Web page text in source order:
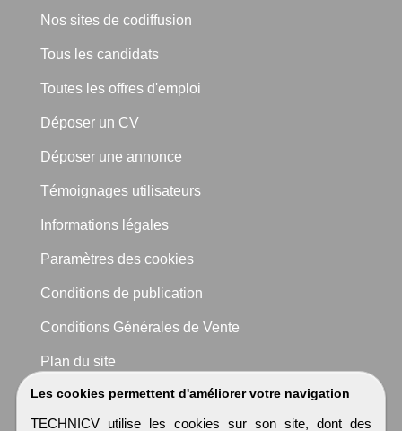
Les cookies permettent d'améliorer votre navigation
TECHNICV utilise les cookies sur son site, dont des
Nos sites de codiffusion
Tous les candidats
Toutes les offres d'emploi
Déposer un CV
Déposer une annonce
Témoignages utilisateurs
Informations légales
Paramètres des cookies
Conditions de publication
Conditions Générales de Vente
Plan du site